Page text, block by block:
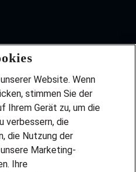
Website. Wenn
stimmen Sie der
Ihrem Gerät zu, um die
verbessern, die
die Nutzung der
Marketing-
Ihre